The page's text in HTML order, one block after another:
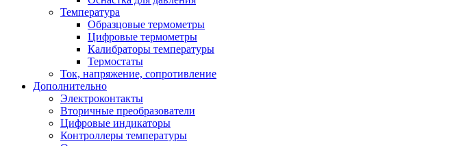
Температура
Образцовые термометры
Цифровые термометры
Калибраторы температуры
Термостаты
Ток, напряжение, сопротивление
Дополнительно
Электроконтакты
Вторичные преобразователи
Цифровые индикаторы
Контроллеры температуры